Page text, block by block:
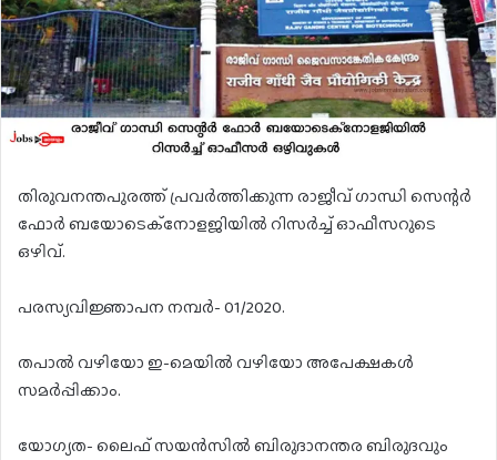
തിരുവനന്തപുരത്ത് പ്രവർത്തിക്കുന്ന രാജീവ് ഗാന്ധി സെന്റർ
ഫോർ ബയോടെക്നോളജിയിൽ റിസർച്ച് ഓഫീസറുടെ
ഒഴിവ്.
പരസ്യവിജ്ഞാപന നമ്പർ- 01/2020.
തപാൽ വഴിയോ ഇ-മെയിൽ വഴിയോ അപേക്ഷകൾ
സമർപ്പിക്കാം.
യോഗ്യത- ലൈഫ് സയൻസിൽ ബിരുദാനന്തര ബിരുദവും